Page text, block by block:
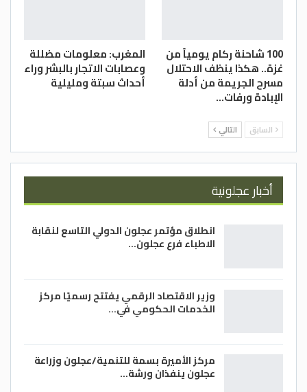
100 شاحنة ركام يومياً من
غزة.. هكذا ينظف الاحتلال
مسرح الجريمة من أدلة
الإبادة ورفات…
المغرب: معلومات مضللة
وعصابات الاتجار بالبشر وراء
أحداث سبتة ومليلية
السابق التالي
أخبار عجلونية
انطلاق مؤتمر عجلون الدولي التاسع لنقابة
الاطباء فرع عجلون…
وزير الاقتصاد الرقمي يفتتح رسميًا مركز
الخدمات الحكومي في…
مركز الأميرة بسمة للتنمية/عجلون وزراعة
عجلون ينفذان ورشة…